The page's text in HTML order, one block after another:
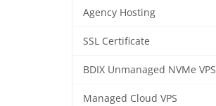
Agency Hosting
SSL Certificate
BDIX Unmanaged NVMe VPS
Managed Cloud VPS